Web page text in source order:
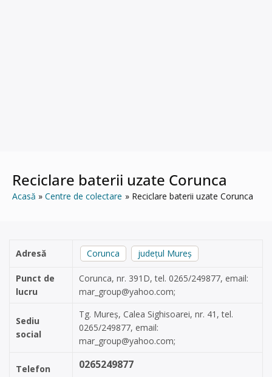
Reciclare baterii uzate Corunca
Acasă Centre de colectare Reciclare baterii uzate Corunca
Adresă Corunca județul Mureș
Punct de
lucru
Corunca, nr. 391D, tel. 0265/249877, email:
mar_group@yahoo.com;
Sediu
social
Tg. Mureș, Calea Sighisoarei, nr. 41, tel.
0265/249877, email:
mar_group@yahoo.com;
Telefon 0265249877